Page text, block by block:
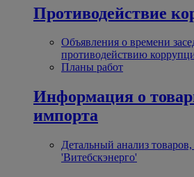
Противодействие
Объявления о времени
противодействию
Планы работ
Информация о
импорта
Детальный анализ
'Витебскэнерго'